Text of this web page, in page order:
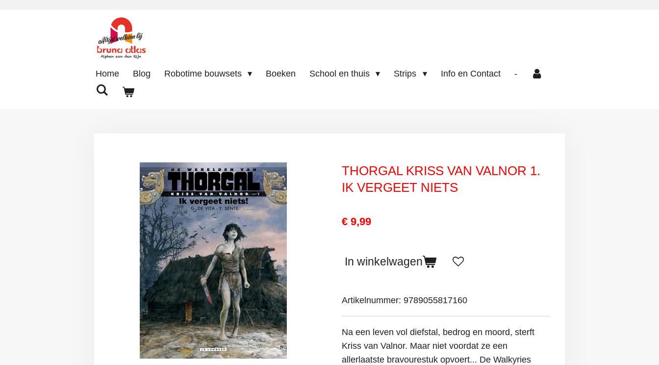
Home Blog Robotime bouwsets Boeken School en thuis Strips Info en Contact -
THORGAL KRISS VAN VALNOR 1.
IK VERGEET NIETS
€ 9,99
In winkelwagen
Artikelnummer: 9789055817160
Na een leven vol diefstal, bedrog en moord, sterft
Kriss van Valnor. Maar niet voordat ze een
allerlaatste bravourestuk opvoert... De Walkyries